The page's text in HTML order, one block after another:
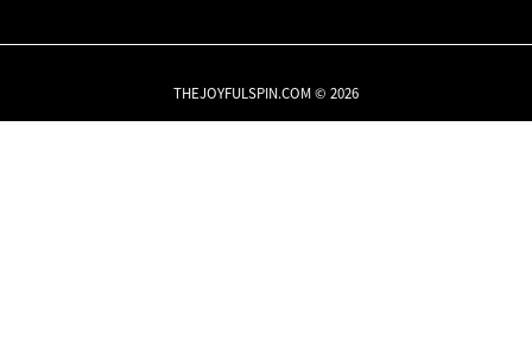
THEJOYFULSPIN.COM © 2026